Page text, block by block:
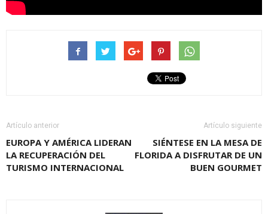
Artículo anterior
EUROPA Y AMÉRICA LIDERAN
LA RECUPERACIÓN DEL
TURISMO INTERNACIONAL
Artículo siguiente
SIÉNTESE EN LA MESA DE
FLORIDA A DISFRUTAR DE UN
BUEN GOURMET